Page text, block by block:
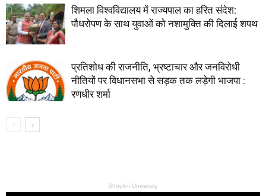
शिमला विश्वविद्यालय में राज्यपाल का हरित संदेश:
पौधरोपण के साथ युवाओं को नशामुक्ति की दिलाई शपथ
प्रतिशोध की राजनीति, भ्रष्टाचार और जनविरोधी
नीतियों पर विधानसभा से सड़क तक लड़ेगी भाजपा :
रणधीर शर्मा
Shoolini University